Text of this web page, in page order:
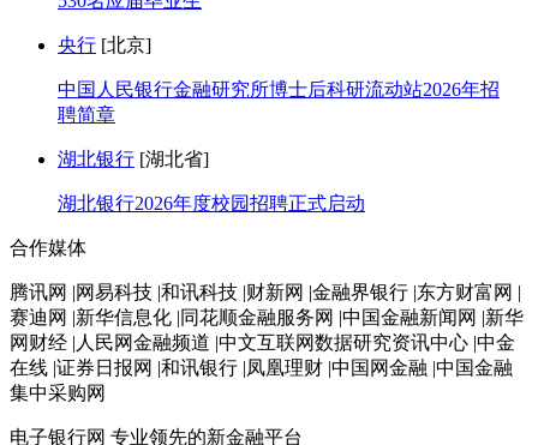
央行 [北京]
中国人民银行金融研究所博士后科研流动站2026年招
聘简章
湖北银行 [湖北省]
湖北银行2026年度校园招聘正式启动
合作媒体
腾讯网 |网易科技 |和讯科技 |财新网 |金融界银行 |东方财富网 |
赛迪网 |新华信息化 |同花顺金融服务网 |中国金融新闻网 |新华
网财经 |人民网金融频道 |中文互联网数据研究资讯中心 |中金
在线 |证券日报网 |和讯银行 |凤凰理财 |中国网金融 |中国金融
集中采购网
电子银行网 专业领先的新金融平台